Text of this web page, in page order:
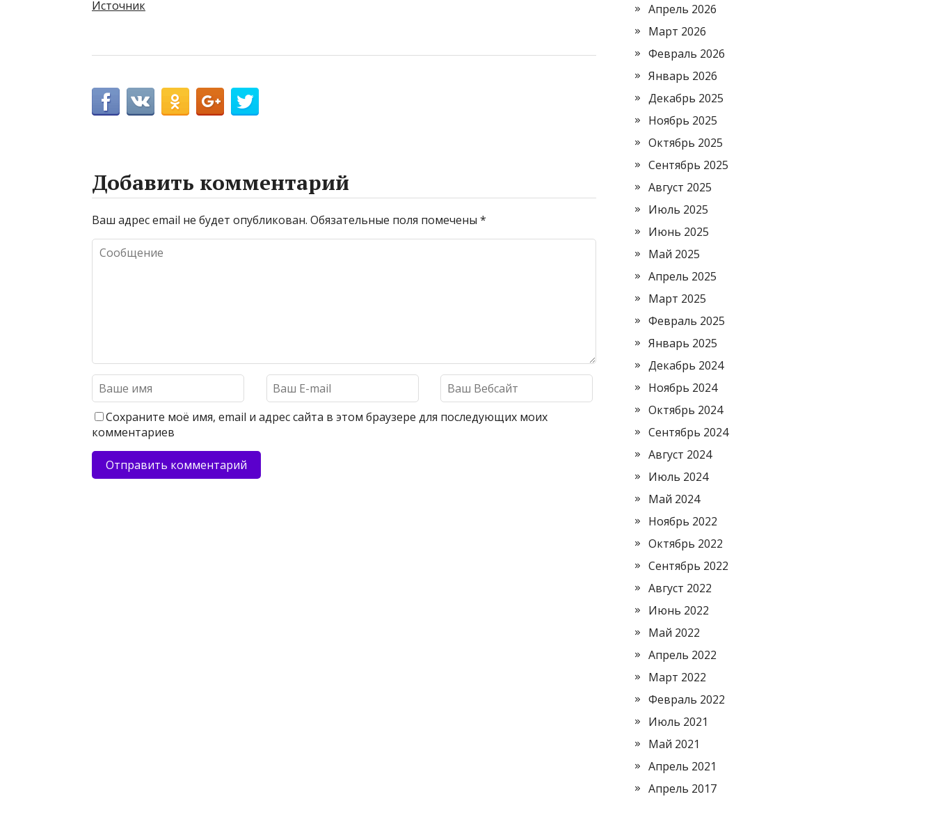
Источник
Добавить комментарий
Ваш адрес email не будет опубликован. Обязательные поля помечены *
Сохраните моё имя, email и адрес сайта в этом браузере для последующих моих
комментариев
Апрель 2026
Март 2026
Февраль 2026
Январь 2026
Декабрь 2025
Ноябрь 2025
Октябрь 2025
Сентябрь 2025
Август 2025
Июль 2025
Июнь 2025
Май 2025
Апрель 2025
Март 2025
Февраль 2025
Январь 2025
Декабрь 2024
Ноябрь 2024
Октябрь 2024
Сентябрь 2024
Август 2024
Июль 2024
Май 2024
Ноябрь 2022
Октябрь 2022
Сентябрь 2022
Август 2022
Июнь 2022
Май 2022
Апрель 2022
Март 2022
Февраль 2022
Июль 2021
Май 2021
Апрель 2021
Апрель 2017